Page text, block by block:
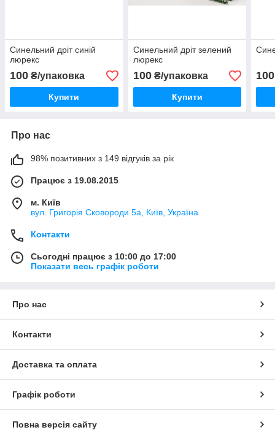
Синельний дріт синій
люрекс
100 ₴/упаковка
Купити
Синельний дріт зелений
люрекс
100₴/упаковка
Купити
100
Про нас
98% позитивних з 149 відгуків за рік
Працює з 19.08.2015
м. Київ
вул. Григорія Сковороди 5а, Київ, Україна
Контакти
Сьогодні працює з 10:00 до 17:00
Показати весь графік роботи
Про нас
Контакти
Доставка та оплата
Графік роботи
Повна версія сайту